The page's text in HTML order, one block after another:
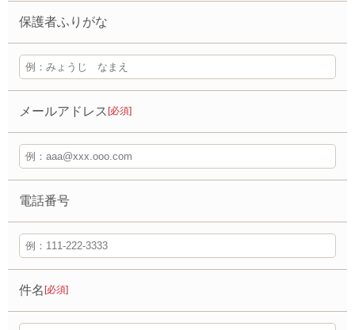
保護者ふりがな
メールアドレス [必須]
電話番号
件名 [必須]